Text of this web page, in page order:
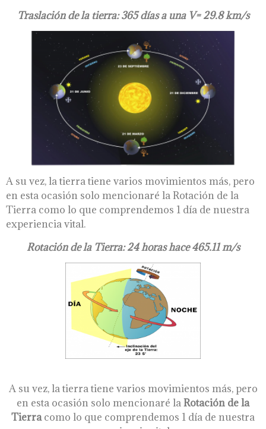
Traslación de la tierra: 365 días a una V= 29.8 km/s
A su vez, la tierra tiene varios movimientos más, pero
en esta ocasión solo mencionaré la Rotación de la
Tierra como lo que comprendemos 1 día de nuestra
experiencia vital.
Rotación de la Tierra: 24 horas hace 465.11 m/s
A su vez, la tierra tiene varios movimientos más, pero
en esta ocasión solo mencionaré laRotación de la
Tierracomo lo que comprendemos 1 día de nuestra